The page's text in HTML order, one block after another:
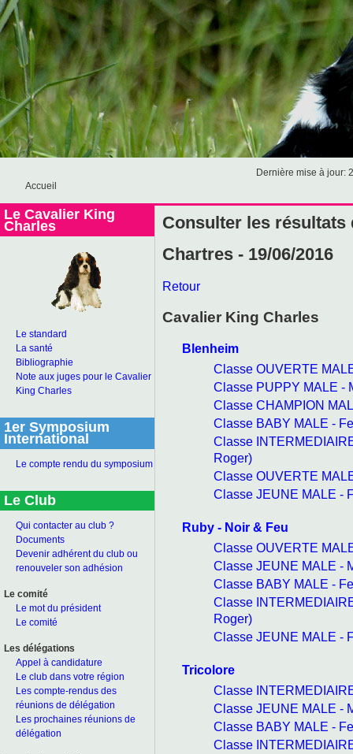
Accueil
Dernière mise à jour:
Le Cavalier King
Charles
Le standard
La santé
Bibliographie
Note aux juges pour le Cavalier
King Charles
1er Symposium
International
Le compte rendu du symposium
Le Club
Qui contacter au club ?
Documents
Devenir adhérent du club ou
renouveler son adhésion
Le comité
Le mot du président
Le comité
Les délégations
Appel à candidature
Le club dans votre région
Les compte-rendus des
réunions de délégation
Les prochaines réunions de
délégation
Consulter les résultats
Chartres - 19/06/2016
Retour
Cavalier King Charles
Blenheim
Classe OUVERTE
Classe PUPPY MALE -
Classe CHAMPION
Classe BABY MALE -
Classe
Roger)
Classe OUVERTE
Classe JEUNE MALE -
Ruby - Noir & Feu
Classe OUVERTE
Classe JEUNE MALE -
Classe BABY MALE -
Classe
Roger)
Classe JEUNE MALE -
Tricolore
Classe
Classe JEUNE MALE -
Classe BABY MALE -
Classe